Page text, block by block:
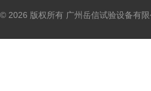
© 2026 版权所有 广州岳信试验设备有